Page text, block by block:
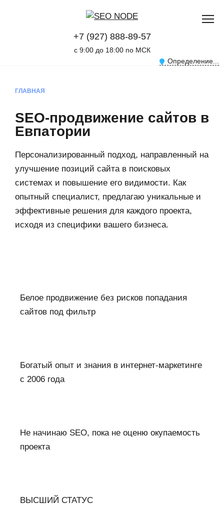
+7 (927) 888-89-57
с 9:00 до 18:00 по МСК
Определение...
ГЛАВНАЯ
SEO-продвижение сайтов в
Евпатории
Персонализированный подход, направленный на
улучшение позиций сайта в поисковых
системах и повышение его видимости. Как
опытный специалист, предлагаю уникальные и
эффективные решения для каждого проекта,
исходя из специфики вашего бизнеса.
Белое продвижение без рисков попадания
сайтов под фильтр
Богатый опыт и знания в интернет-маркетинге
с 2006 года
Не начинаю SEO, пока не оценю окупаемость
проекта
ВЫСШИЙ СТАТУС